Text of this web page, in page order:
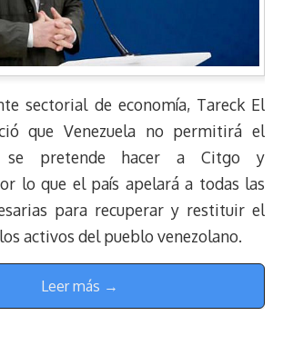
sectorial de economía, Tareck El
que Venezuela no permitirá el
se pretende hacer a Citgo y
lo que el país apelará a todas las
para recuperar y restituir el
activos del pueblo venezolano.
Leer más →